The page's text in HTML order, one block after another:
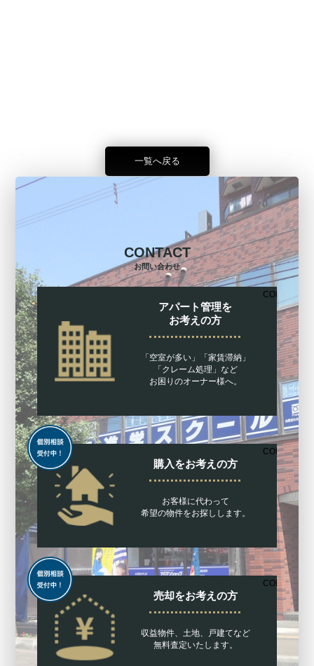
一覧へ戻る
CONTACT
お問い合わせ
アパート管理を
お考えの方
「空室が多い」「家賃滞納」
「クレーム処理」など
お困りのオーナー様へ。
CONTACT
購入をお考えの方
お客様に代わって
希望の物件をお探しします。
CONTACT
売却をお考えの方
収益物件、土地、戸建てなど
無料査定いたします。
CONTACT